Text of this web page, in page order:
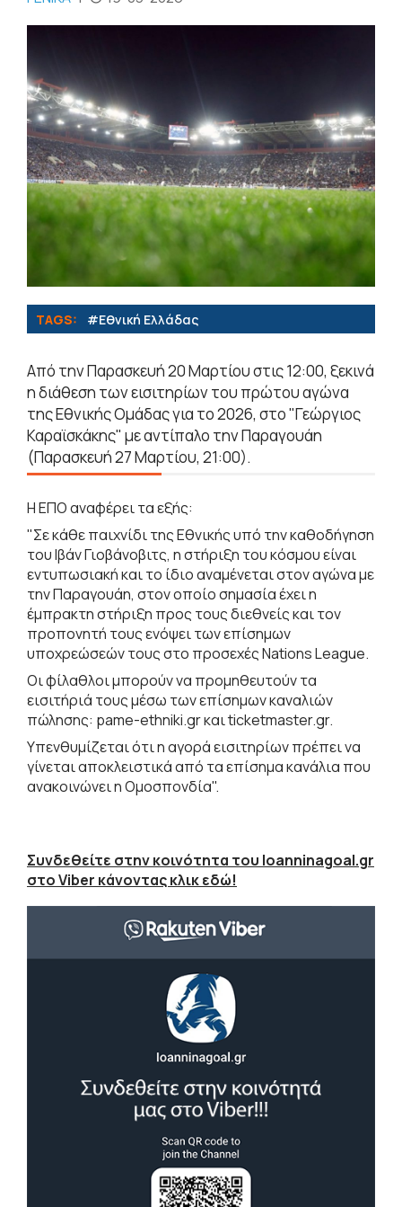
TAGS: #Εθνική Ελλάδας
Από την Παρασκευή 20 Μαρτίου στις 12:00, ξεκινά
η διάθεση των εισιτηρίων του πρώτου αγώνα
της Εθνικής Ομάδας για το 2026, στο "Γεώργιος
Καραϊσκάκης" με αντίπαλο την Παραγουάη
(Παρασκευή 27 Μαρτίου, 21:00).
Η ΕΠΟ αναφέρει τα εξής:
"Σε κάθε παιχνίδι της Εθνικής υπό την καθοδήγηση
του Ιβάν Γιοβάνοβιτς, η στήριξη του κόσμου είναι
εντυπωσιακή και το ίδιο αναμένεται στον αγώνα με
την Παραγουάη, στον οποίο σημασία έχει η
έμπρακτη στήριξη προς τους διεθνείς και τον
προπονητή τους ενόψει των επίσημων
υποχρεώσεών τους στο προσεχές Nations League.
Οι φίλαθλοι μπορούν να προμηθευτούν τα
εισιτήριά τους μέσω των επίσημων καναλιών
πώλησης: pame-ethniki.gr και ticketmaster.gr.
Υπενθυμίζεται ότι η αγορά εισιτηρίων πρέπει να
γίνεται αποκλειστικά από τα επίσημα κανάλια που
ανακοινώνει η Ομοσπονδία".
Συνδεθείτε στην κοινότητα του Ioanninagoal.gr
στο Viber κάνοντας κλικ εδώ!